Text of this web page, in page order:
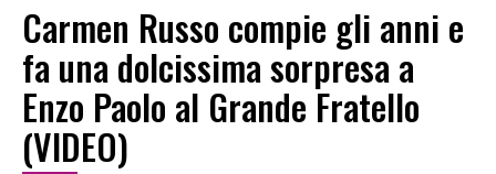
Carmen Russo compie gli anni e
fa una dolcissima sorpresa a
Enzo Paolo al Grande Fratello
(VIDEO)